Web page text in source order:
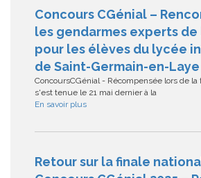
Concours CGénial –
les gendarmes experts de
pour les élèves du lycée
de Saint-Germain-en-Laye
ConcoursCGénial - Récompensée lors de la
s'est tenue le 21 mai dernier à la
En savoir plus
Retour sur la finale